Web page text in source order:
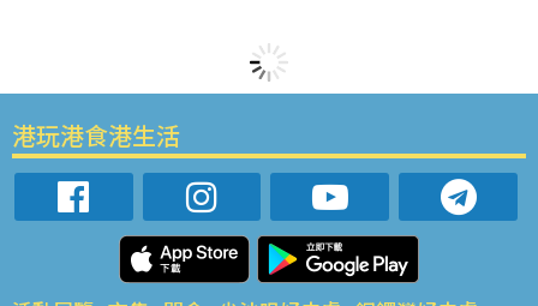
港玩港食港生活